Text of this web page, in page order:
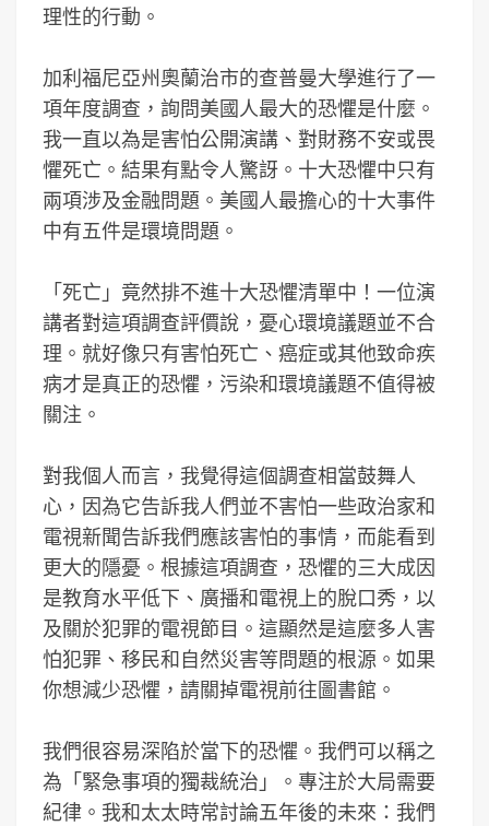
理性的行動。
加利福尼亞州奧蘭治市的查普曼大學進行了一
項年度調查，詢問美國人最大的恐懼是什麼。
我一直以為是害怕公開演講、對財務不安或畏
懼死亡。結果有點令人驚訝。十大恐懼中只有
兩項涉及金融問題。美國人最擔心的十大事件
中有五件是環境問題。
「死亡」竟然排不進十大恐懼清單中！一位演
講者對這項調查評價說，憂心環境議題並不合
理。就好像只有害怕死亡、癌症或其他致命疾
病才是真正的恐懼，污染和環境議題不值得被
關注。
對我個人而言，我覺得這個調查相當鼓舞人
心，因為它告訴我人們並不害怕一些政治家和
電視新聞告訴我們應該害怕的事情，而能看到
更大的隱憂。根據這項調查，恐懼的三大成因
是教育水平低下、廣播和電視上的脫口秀，以
及關於犯罪的電視節目。這顯然是這麼多人害
怕犯罪、移民和自然災害等問題的根源。如果
你想減少恐懼，請關掉電視前往圖書館。
我們很容易深陷於當下的恐懼。我們可以稱之
為「緊急事項的獨裁統治」。專注於大局需要
紀律。我和太太時常討論五年後的未來：我們